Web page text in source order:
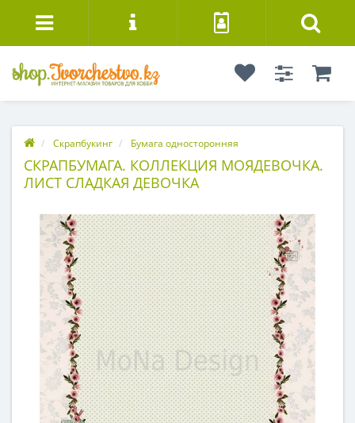
Скрапбукинг Бумага односторонняя
СКРАПБУМАГА. КОЛЛЕКЦИЯ МОЯДЕВОЧКА.
ЛИСТ СЛАДКАЯ ДЕВОЧКА